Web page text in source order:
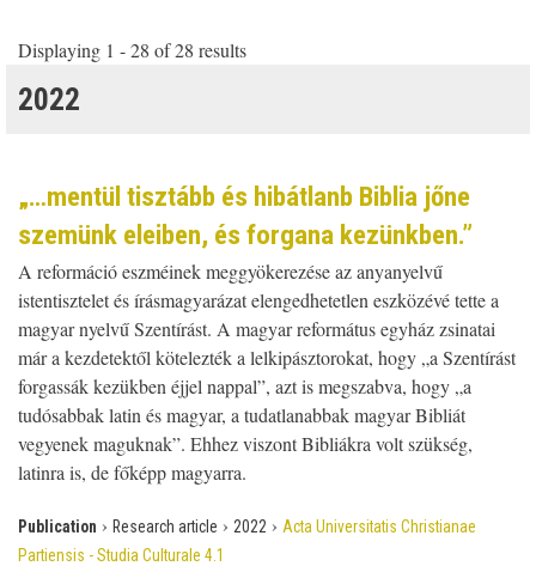
Displaying 1 - 28 of 28 results
2022
„…mentül tisztább és hibátlanb Biblia jőne
szemünk eleiben, és forgana kezünkben.”
A reformáció eszméinek meggyökerezése az anyanyelvű
istentisztelet és írásmagyarázat elengedhetetlen eszközévé tette a
magyar nyelvű Szentírást. A magyar református egyház zsinatai
már a kezdetektől kötelezték a lelkipásztorokat, hogy „a Szentírást
forgassák kezükben éjjel nappal”, azt is megszabva, hogy „a
tudósabbak latin és magyar, a tudatlanabbak magyar Bibliát
vegyenek maguknak”. Ehhez viszont Bibliákra volt szükség,
latinra is, de főképp magyarra.
Publication › Research article › 2022 › Acta Universitatis Christianae
Partiensis - Studia Culturale 4.1